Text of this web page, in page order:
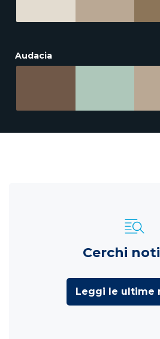
Audacia
Cerchi
Leggi le ultime